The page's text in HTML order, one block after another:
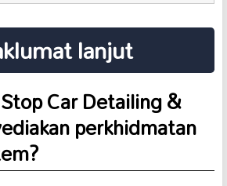
lanjut
Car Detailing &
perkhidmatan
?